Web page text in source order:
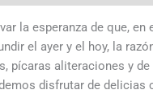
la esperanza de que,
el ayer y el hoy, la
pícaras aliteraciones y
disfrutar de delicias